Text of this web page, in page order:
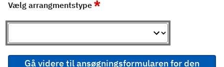
Vælg arrangmentstype *
Gå videre til ansøgningsformularen for den